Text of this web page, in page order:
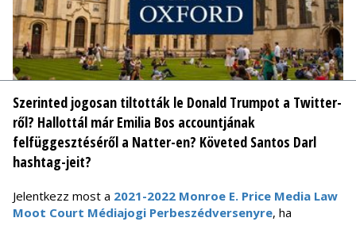
Szerinted jogosan tiltották le Donald Trumpot a Twitter-
ről? Hallottál már Emilia Bos accountjának
felfüggesztéséről a Natter-en? Követed Santos Darl
hashtag-jeit?
Jelentkezz most a 2021-2022 Monroe E. Price Media Law
Moot Court Médiajogi Perbeszédversenyre, ha